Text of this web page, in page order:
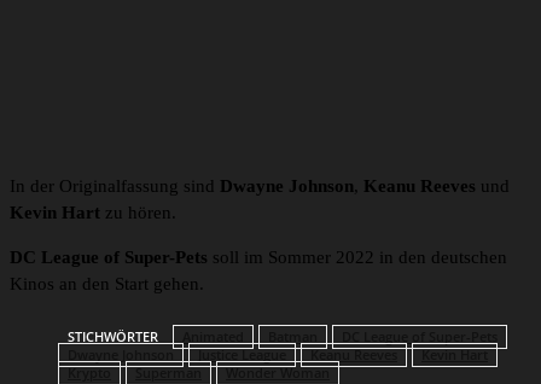
In der Originalfassung sind Dwayne Johnson, Keanu Reeves und
Kevin Hart zu hören.
DC League of Super-Pets soll im Sommer 2022 in den deutschen
Kinos an den Start gehen.
STICHWÖRTER
Dwayne Johnson
Justice League Keanu Reeves
Kevin Hart
Krypto
Superman Wonder Woman